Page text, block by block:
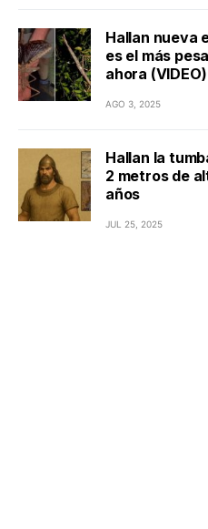
Hallan nueva
es el más
ahora (VIDEO)
AGO 3, 2025
Hallan la
2 metros de
años
JUL 25, 2025